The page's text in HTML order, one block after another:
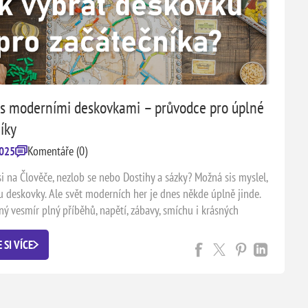
moderními deskovkami – průvodce pro úplné
Komentáře (0)
na Člověče, nezlob se nebo Dostihy a sázky? Možná sis myslel,
deskovky. Ale svět moderních her je dnes někde úplně jinde.
vesmír plný příběhů, napětí, zábavy, smíchu i krásných
už čeká – a co je nejlepší, vůbec se ho nemusíš bát. Nemusíš
znát stovky pravidel nebo mít doma stůl o velikosti letiště. Stačí
nového. A právě s tím ti rádi pomůžeme.
SI VÍCE